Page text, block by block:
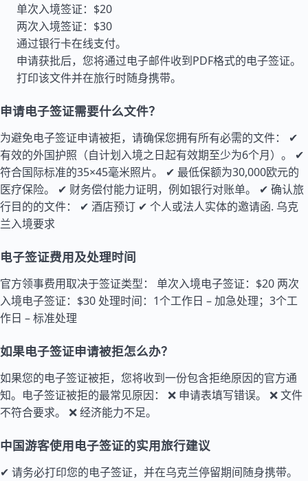
单次入境签证：$20
两次入境签证：$30
通过银行卡在线支付。
申请获批后，您将通过电子邮件收到PDF格式的电子签证。
打印该文件并在旅行时随身携带。
申请电子签证需要什么文件？
为避免电子签证申请被拒，请确保您拥有所有必需的文件： ✔
有效的外国护照（自计划入境之日起有效期至少为6个月）。 ✔
符合国际标准的35×45毫米照片。 ✔ 最低保额为30,000欧元的
医疗保险。 ✔ 财务偿付能力证明，例如银行对账单。 ✔ 确认旅
行目的的文件： ✔ 酒店预订 ✔ 个人或法人实体的邀请函. 乌克
兰入境要求
电子签证费用及处理时间
官方领事费用取决于签证类型： 单次入境电子签证：$20 两次
入境电子签证：$30 处理时间：1个工作日 – 加急处理；3个工
作日 – 标准处理
如果电子签证申请被拒怎么办？
如果您的电子签证被拒，您将收到一份包含拒绝原因的官方通
知。电子签证被拒的最常见原因： ❌ 申请表填写错误。 ❌ 文件
不符合要求。 ❌ 经济能力不足。
中国游客使用电子签证的实用旅行建议
✔ 请务必打印您的电子签证，并在乌克兰停留期间随身携带。